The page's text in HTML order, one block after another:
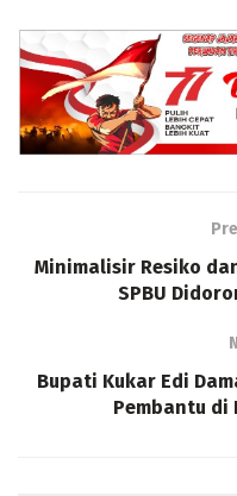
Minimalisir Resiko
SPBU
Bupati Kukar Edi
Pembantu di